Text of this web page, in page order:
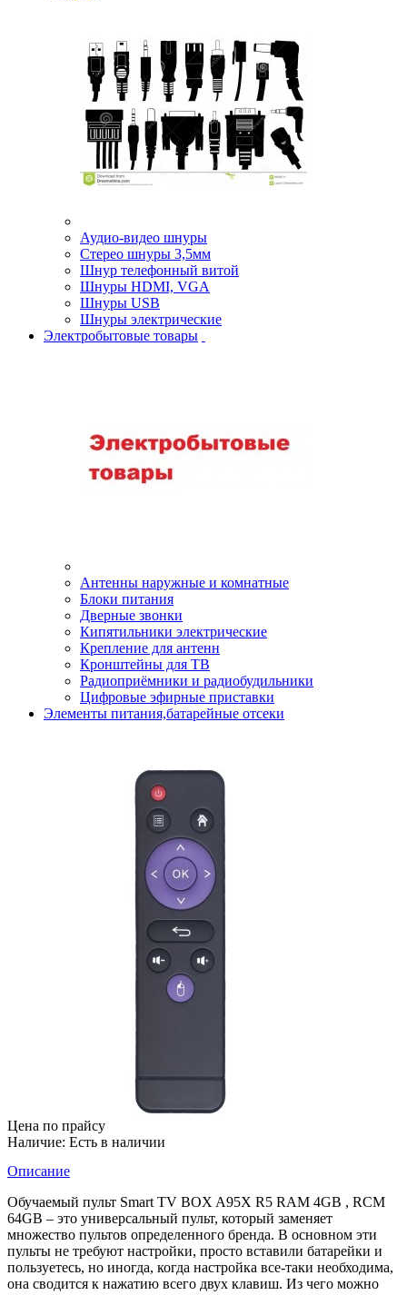
Аудио-видео шнуры
Стерео шнуры 3,5мм
Шнур телефонный витой
Шнуры HDMI, VGA
Шнуры USB
Шнуры электрические
Электробытовые товары
Антенны наружные и комнатные
Блоки питания
Дверные звонки
Кипятильники электрические
Крепление для антенн
Кронштейны для ТВ
Радиоприёмники и радиобудильники
Цифровые эфирные приставки
Элементы питания,батарейные отсеки
Цена по прайсу
Наличие: Есть в наличии
Описание
Обучаемый пульт Smart TV BOX A95X R5 RAM 4GB , RCM
64GB – это универсальный пульт, который заменяет
множество пультов определенного бренда. В основном эти
пульты не требуют настройки, просто вставили батарейки и
пользуетесь, но иногда, когда настройка все-таки необходима,
она сводится к нажатию всего двух клавиш. Из чего можно